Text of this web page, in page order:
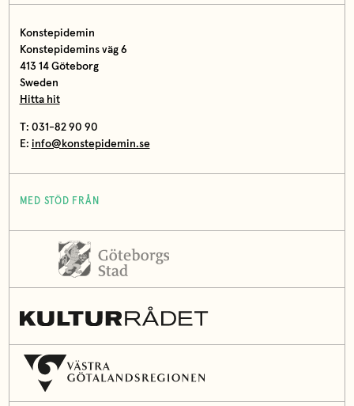
Konstepidemin
Konstepidemins väg 6
413 14 Göteborg
Sweden
Hitta hit
T: 031-82 90 90
E: info@konstepidemin.se
MED STÖD FRÅN